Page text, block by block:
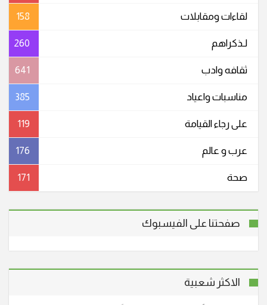
لقاءات ومقابلات 158
لـذكراهم 260
ثقافه وادب 641
مناسبات واعیاد 385
على رجاء القيامة 119
عرب و عالم 176
صحة 171
صفحتنا على الفيسبوك
الاكثر شعبية